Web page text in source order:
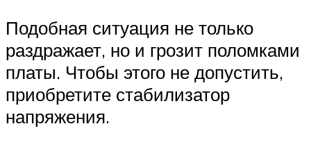
Подобная ситуация не только
раздражает, но и грозит поломками
платы. Чтобы этого не допустить,
приобретите стабилизатор
напряжения.